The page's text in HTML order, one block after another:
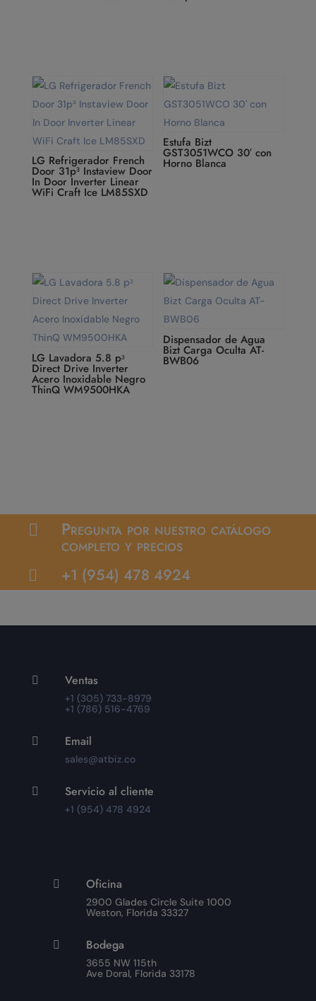
LG Refrigerador French
Door 31p³ Instaview Door
In Door Inverter Linear
WiFi Craft Ice LM85SXD
Estufa Bizt
GST3051WCO 30′ con
Horno Blanca
LG Lavadora 5.8 pᶟ
Direct Drive Inverter
Acero Inoxidable Negro
ThinQ WM9500HKA
Dispensador de Agua
Bizt Carga Oculta AT-
BWB06
 Pregunta por nuestro catálogo
completo y precios
 +1 (954) 478 4924
 Ventas
+1 (305) 733-8979
+1 (786) 516-4769
 Email
sales@atbiz.co
 Servicio al cliente
+1 (954) 478 4924
 Oficina
2900 Glades Circle Suite 1000
Weston, Florida 33327
 Bodega
3655 NW 115th
Ave Doral, Florida 33178